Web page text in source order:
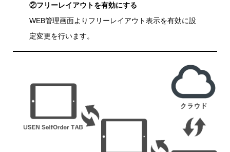
②フリーレイアウトを有効にする
WEB管理画面よりフリーレイアウト表示を有効に設
定変更を行います。